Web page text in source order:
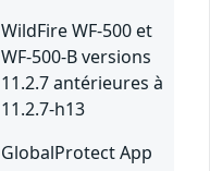
WildFire WF-500 et
WF-500-B versions
11.2.7 antérieures à
11.2.7-h13
GlobalProtect App